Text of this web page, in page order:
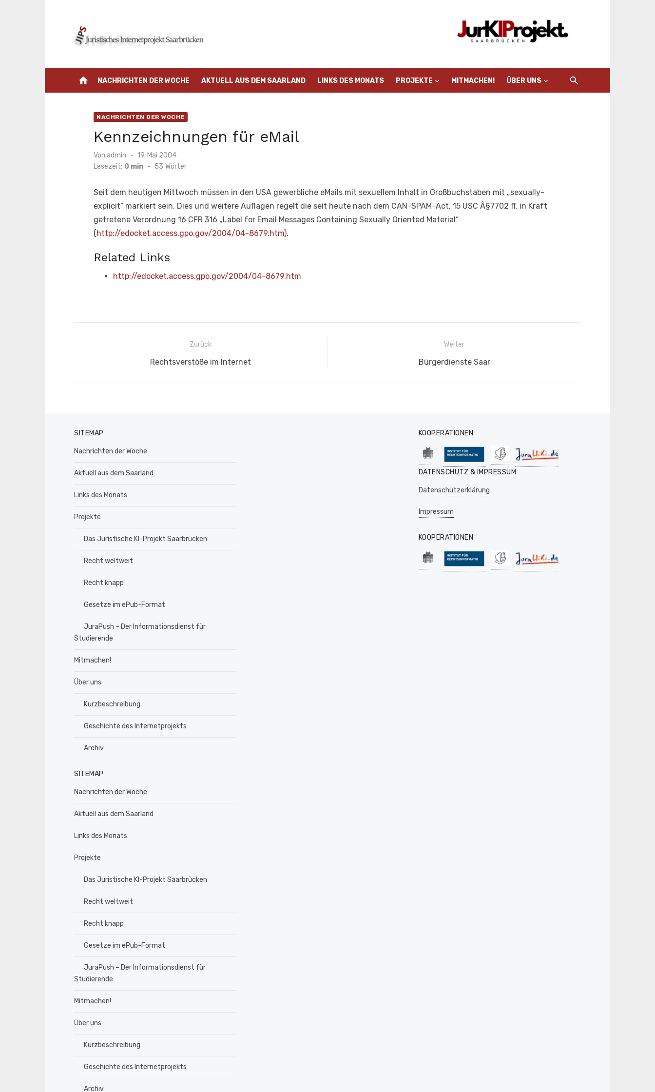
home NACHRICHTEN DER WOCHE AKTUELL AUS DEM SAARLAND LINKS DES MONATS PROJEKTE MITMACHEN! ÜBER UNS
NACHRICHTEN DER WOCHE
Kennzeichnungen für eMail
Von admin
Veröffentlicht
am
19. Mai 2004
Lesezeit: 0 min - 53 Wörter
Seit dem heutigen Mittwoch müssen in den USA gewerbliche eMails mit sexuellem Inhalt in Großbuchstaben mit „sexually-
explicit“ markiert sein. Dies und weitere Auflagen regelt die seit heute nach dem CAN-SPAM-Act, 15 USC Â§7702 ff. in Kraft
getretene Verordnung 16 CFR 316 „Label for Email Messages Containing Sexually Oriented Material“
(http://edocket.access.gpo.gov/2004/04-8679.htm).
Related Links
http://edocket.access.gpo.gov/2004/04-8679.htm
BeitragsnavigationZurück
Vorheriger
Rechtsverstöße im Internet
Weiter
Nächster
Bürgerdienste Saar
SITEMAP
Nachrichten der Woche
Aktuell aus dem Saarland
Links des Monats
Projekte
Das Juristische KI-Projekt Saarbrücken
Recht weltweit
Recht knapp
Gesetze im ePub-Format
JuraPush – Der Informationsdienst für
Studierende
Mitmachen!
Über uns
Kurzbeschreibung
Geschichte des Internetprojekts
Archiv
SITEMAP
Nachrichten der Woche
Aktuell aus dem Saarland
Links des Monats
Projekte
Das Juristische KI-Projekt Saarbrücken
Recht weltweit
Recht knapp
Gesetze im ePub-Format
JuraPush – Der Informationsdienst für
Studierende
Mitmachen!
Über uns
Kurzbeschreibung
Geschichte des Internetprojekts
Archiv
KOOPERATIONEN
DATENSCHUTZ & IMPRESSUM
Datenschutzerklärung
Impressum
KOOPERATIONEN